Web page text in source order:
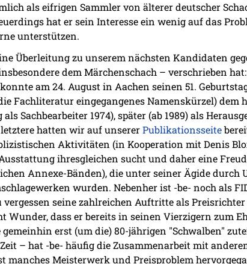
als eifrigen Sammler von älterer deutscher
hat er sein Interesse ein wenig auf das
unterstützen.
Überleitung zu unserem nächsten Kandidaten
dem Märchenschach – verschrieben
am 24. August in Aachen seinen 51.
Fachliteratur eingegangenes Namenskürzel) dem
Sachbearbeiter 1974), später (ab 1989) als
hatten wir auf unsererPublikationsseite
Aktivitäten (in Kooperation mit Denis
ihresgleichen sucht und daher eine
Annexe-Bänden), die unter seiner Ägide
wurden. Nebenher ist -be- noch als
vergessen seine zahlreichen Auftritte als
Wunder, dass er bereits in seinen Vierzigern zum
gemeinhin erst (um die) 80-jährigen "Schwalben"
– hat -be- häufig die Zusammenarbeit mit
manches Meisterwerk und Preisproblem